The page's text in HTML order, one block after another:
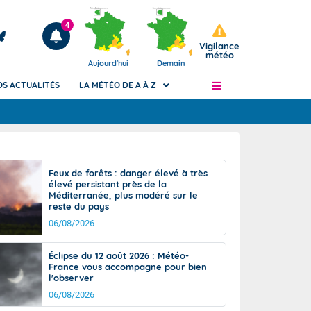
Articles
4
Aujourd'hui Demain
Vigilance
météo
de
Phénomènes dangereux de J+2 à J+7
Avertissement pluies intenses à l'échelle
des communes (Apic)
Bulletins Marine
d'avalanche
Météo des forêts
Vigicrues
ACTUALITÉS LA MÉTÉO DE A À Z
Feux de forêts : danger élevé à très
élevé persistant près de la
Méditerranée, plus modéré sur le
reste du pays
06/08/2026
Éclipse du 12 août 2026 : Météo-
France vous accompagne pour bien
l'observer
06/08/2026